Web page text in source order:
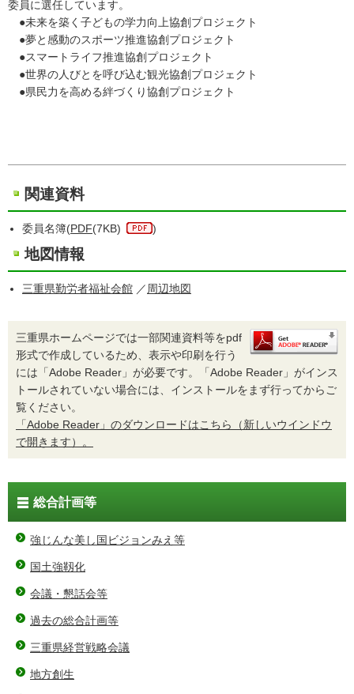
委員に選任しています。
●未来を築く子どもの学力向上協創プロジェクト
●夢と感動のスポーツ推進協創プロジェクト
●スマートライフ推進協創プロジェクト
●世界の人びとを呼び込む観光協創プロジェクト
●県民力を高める絆づくり協創プロジェクト
関連資料
委員名簿(PDF(7KB) )
地図情報
三重県勤労者福祉会館 ／ 周辺地図
三重県ホームページでは一部関連資料等をpdf
形式で作成しているため、表示や印刷を行う
には「Adobe Reader」が必要です。「Adobe Reader」がインス
トールされていない場合には、インストールをまず行ってからご
覧ください。
「Adobe Reader」のダウンロードはこちら（新しいウインドウ
で開きます）。
総合計画等
強じんな美し国ビジョンみえ等
国土強靱化
会議・懇話会等
過去の総合計画等
三重県経営戦略会議
地方創生